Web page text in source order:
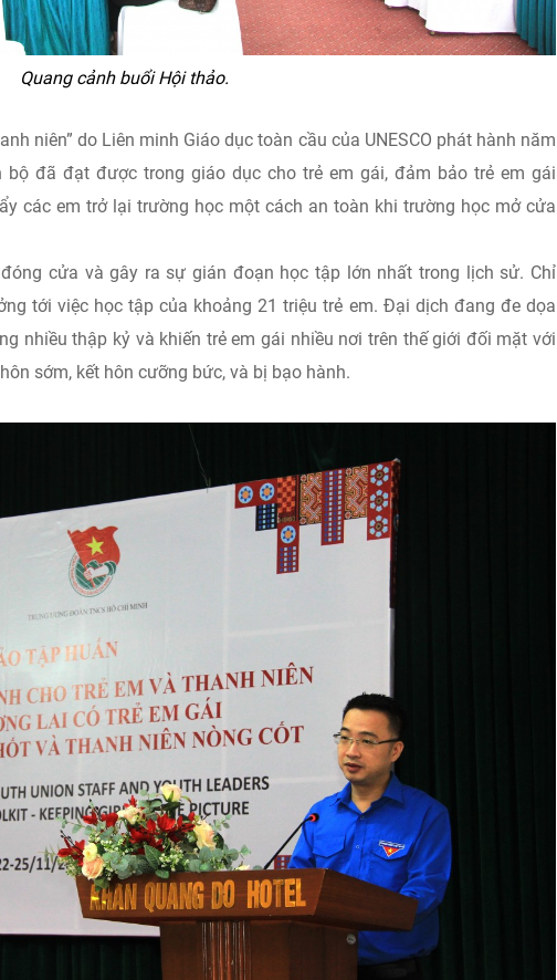
Quang cảnh buổi Hội thảo.
niên” do Liên minh Giáo dục toàn cầu của UNESCO phát hành năm
bộ đã đạt được trong giáo dục cho trẻ em gái, đảm bảo trẻ em gái
các em trở lại trường học một cách an toàn khi trường học mở cửa
cửa và gây ra sự gián đoạn học tập lớn nhất trong lịch sử. Chỉ
tới việc học tập của khoảng 21 triệu trẻ em. Đại dịch đang đe dọa
nhiều thập kỷ và khiến trẻ em gái nhiều nơi trên thế giới đối mặt với
sớm, kết hôn cưỡng bức, và bị bạo hành.